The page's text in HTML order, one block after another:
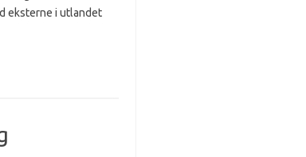
eksterne i utlandet